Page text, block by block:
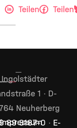
Teilen Teilen
Impressum
Ingolstädter
1 · D-
Neuherberg
89 3187–0 · E-